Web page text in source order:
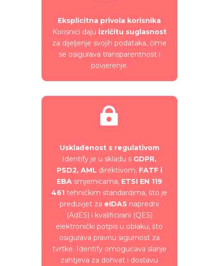
Eksplicitna privola korisnika
Korisnici daju izričitu suglasnost
za dijeljenje svojih podataka, čime
se osigurava transparentnost i
povjerenje.

Usklađenost s regulativom
Identify je u skladu s GDPR,
PSD2, AML direktivom, FATF i
EBAsmjernicama, ETSI EN 119
461 tehničkim standardima, što je
preduvjet za eIDAS napredni
(AdES) i kvalificirani (QES)
elektronički potpis u oblaku, što
osigurava pravnu sigurnost za
tvrtke. Identify omogućava slanje
zahtjeva za dohvat i dostavu